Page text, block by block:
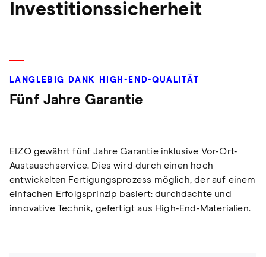
Investitionssicherheit
LANGLEBIG DANK HIGH-END-QUALITÄT
Fünf Jahre Garantie
EIZO gewährt fünf Jahre Garantie inklusive Vor-Ort-
Austauschservice. Dies wird durch einen hoch
entwickelten Fertigungsprozess möglich, der auf einem
einfachen Erfolgsprinzip basiert: durchdachte und
innovative Technik, gefertigt aus High-End-Materialien.